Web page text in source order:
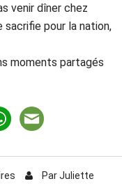
venir dîner chez
pour la nation,
moments partagés
ParJuliette